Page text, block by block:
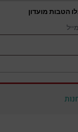
הטבות מועדון